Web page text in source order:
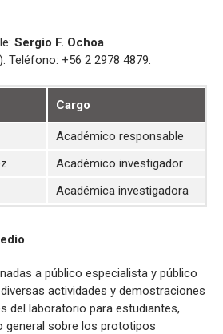
Sergio F. Ochoa
). Teléfono: +56 2 2978 4879.
Cargo
Académico responsable
Académico investigador
Académica investigadora
a público especialista y público
actividades y demostraciones
del laboratorio para estudiantes,
general sobre los prototipos